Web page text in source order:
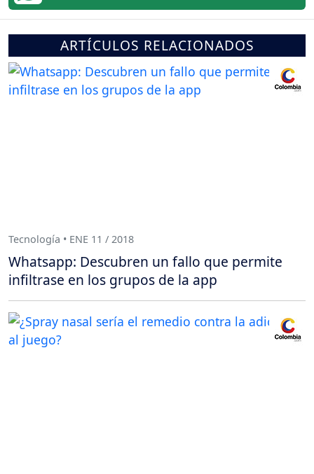
ARTÍCULOS RELACIONADOS
Tecnología • ENE 11 / 2018
Whatsapp: Descubren un fallo que permite
infiltrase en los grupos de la app